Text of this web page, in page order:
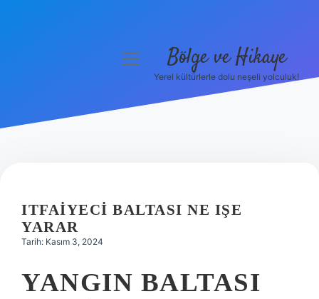
Hakkımızda
menüyü
Bölge ve Hikaye
Yerel kültürlerle dolu neşeli yolculuk!
ITFAIYECI BALTASI NE IŞE
YARAR
Tarih: Kasım 3, 2024
YANGIN BALTASI